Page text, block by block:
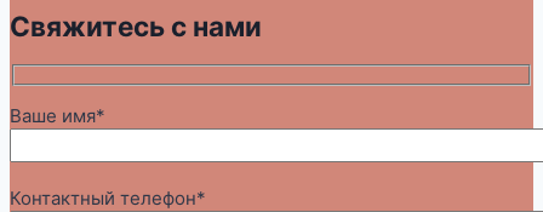
Свяжитесь с нами
Ваше имя*
Контактный телефон*